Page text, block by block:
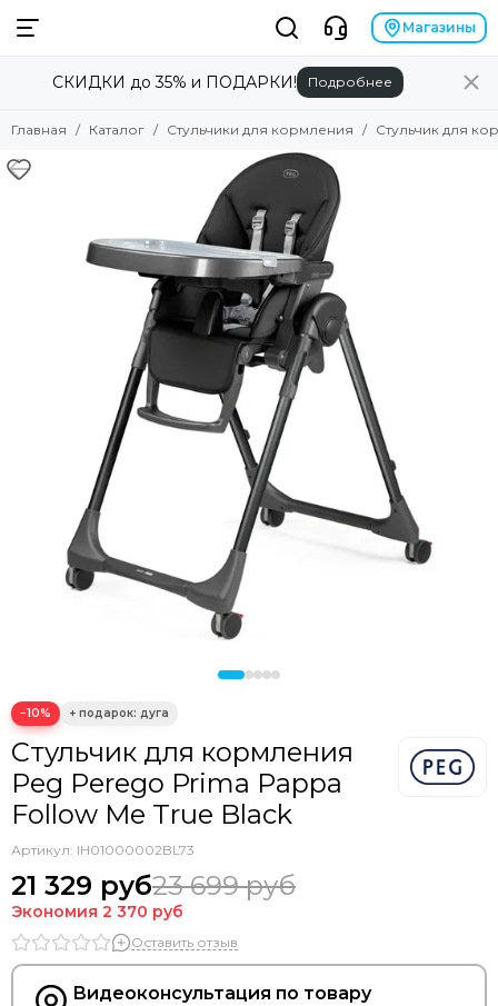
Магазины
СКИДКИ до 35% и ПОДАРКИ! Подробнее
Главная Каталог Стульчики для кормления Стульчик для
−10%
Стульчик для кормления
Peg Perego Prima Pappa
Follow Me True Black
Артикул: IH01000002BL73
21 329 руб23 699 руб
Экономия 2 370 руб
Оставить отзыв
Видеоконсультация по товару